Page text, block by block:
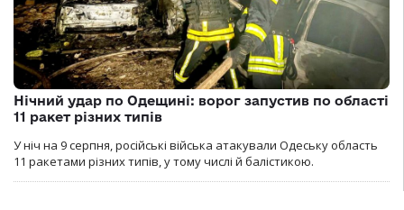
Нічний удар по Одещині: ворог запустив по області
11 ракет різних типів
У ніч на 9 серпня, російські війська атакували Одеську область
11 ракетами різних типів, у тому числі й балістикою.